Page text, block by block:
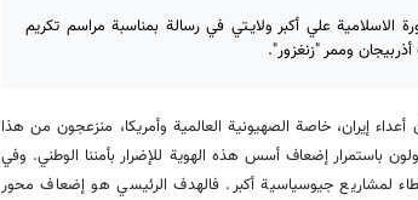
الاسلامية علي أكبر ولايـتي في رسالة بمناسبة مراسم تكريم
وممر "زنغزور".
أعداء إيران، خاصة الصهيونية العالمية وأمريكا، منزعجون من هذا
باستمرار إضعاف أسس هذه الهوية للإضرار بأمننا الوطني. وفي
لمشاريع جيوسياسية أكبر. فالهدف الرئيسي هو إضعاف محور